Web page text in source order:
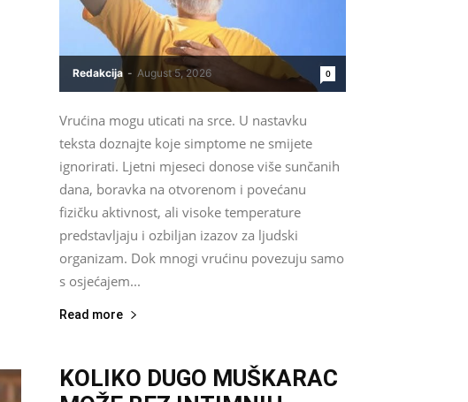
Redakcija - August 5, 2026 0
Vrućina mogu uticati na srce. U nastavku
teksta doznajte koje simptome ne smijete
ignorirati. Ljetni mjeseci donose više sunčanih
dana, boravka na otvorenom i povećanu
fizičku aktivnost, ali visoke temperature
predstavljaju i ozbiljan izazov za ljudski
organizam. Dok mnogi vrućinu povezuju samo
s osjećajem...
Read more
KOLIKO DUGO MUŠKARAC